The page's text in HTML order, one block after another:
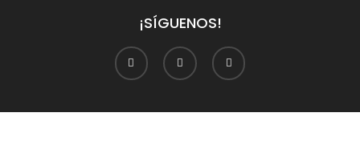
¡SÍGUENOS!